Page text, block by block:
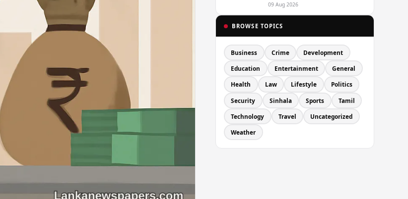
09 Aug 2026
BROWSE TOPICS
Business Crime Development
Education Entertainment General
Health Law Lifestyle Politics
Security Sinhala Sports Tamil
Technology Travel Uncategorized
Weather